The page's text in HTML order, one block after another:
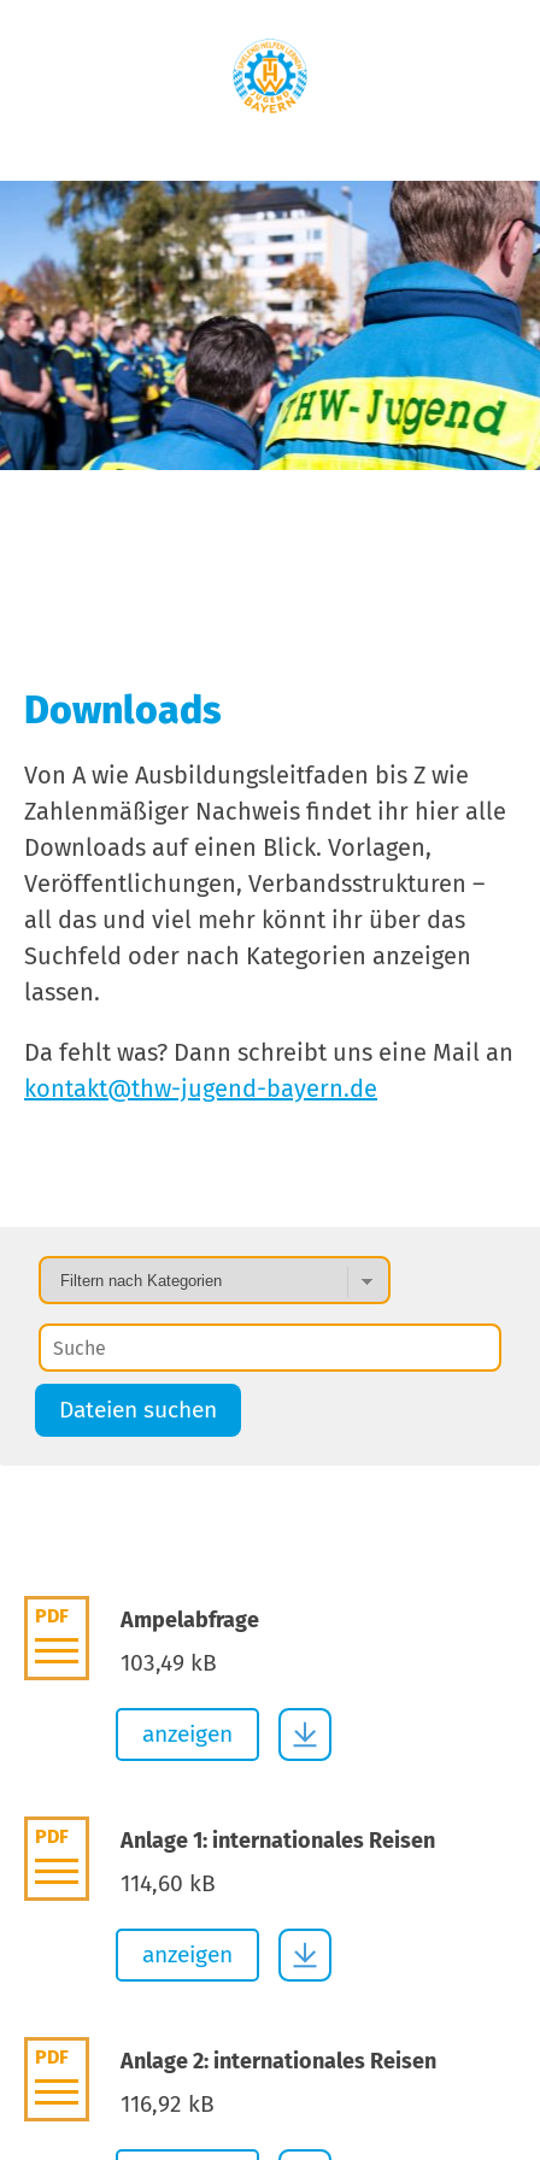
Downloads
Von A wie Ausbildungsleitfaden bis Z wie
Zahlenmäßiger Nachweis findet ihr hier alle
Downloads auf einen Blick. Vorlagen,
Veröffentlichungen, Verbandsstrukturen –
all das und viel mehr könnt ihr über das
Suchfeld oder nach Kategorien anzeigen
lassen.
Da fehlt was? Dann schreibt uns eine Mail an
kontakt@thw-jugend-bayern.de
Dateien suchen
PDF Ampelabfrage
103,49 kB
anzeigen
PDF Anlage 1: internationales Reisen
114,60 kB
anzeigen
PDF Anlage 2: internationales Reisen
116,92 kB